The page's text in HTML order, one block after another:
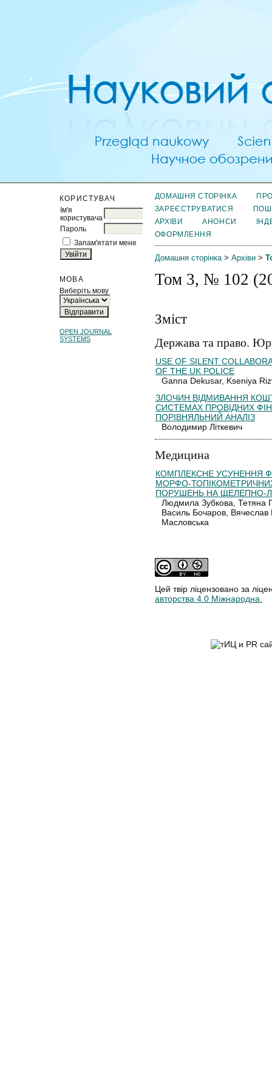
КОРИСТУВАЧ
Ім'я
користувача
Пароль
Запам'ятати мене
МОВА
Виберіть мову
OPEN JOURNAL
SYSTEMS
ДОМАШНЯ СТОРІНКА
ЗАРЕЄСТРУВАТИСЯ
АРХІВИ
АНОНСИ
ОФОРМЛЕННЯ
Домашня сторінка> Архіви>
Том 3, № 102
Зміст
Держава та право.
USE OF SILENT
OF THE UK POLICE
Ganna Dekusar, Kseniya
ЗЛОЧИН ВІДМИВАННЯ
СИСТЕМАХ ПРОВІДНИХ
ПОРІВНЯЛЬНИЙ АНАЛІЗ
Володимир Літкевич
Медицина
КОМПЛЕКСНЕ УСУНЕННЯ
МОРФО-
ПОРУШЕНЬ НА ЩЕЛЕПНО-
Людмила Зубкова, Тетяна
Василь Бочаров, Вячеслав
Масловська
Цей твір ліцензовано за
авторства 4.0 Міжнародна.